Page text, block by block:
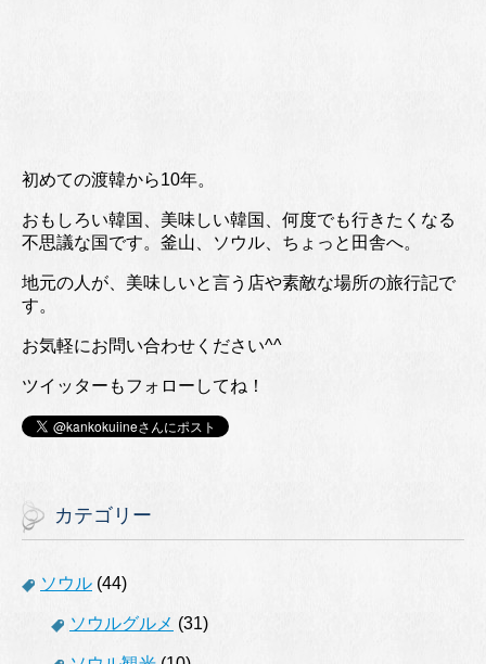
初めての渡韓から10年。
おもしろい韓国、美味しい韓国、何度でも行きたくなる
不思議な国です。釜山、ソウル、ちょっと田舎へ。
地元の人が、美味しいと言う店や素敵な場所の旅行記で
す。
お気軽にお問い合わせください^^
ツイッターもフォローしてね！
カテゴリー
ソウル (44)
ソウルグルメ (31)